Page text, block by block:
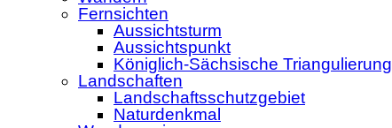
Fernsichten
Aussichtsturm
Aussichtspunkt
Königlich-Sächsische Triangulierung
Landschaften
Landschaftsschutzgebiet
Naturdenkmal